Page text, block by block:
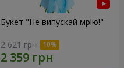
Букет "Не випускай мрію!"
2 621 грн